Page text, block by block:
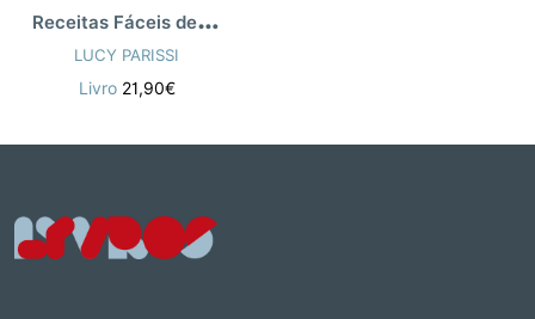
R
eceitas Fáceis de Pastelaria na Air Fryer
LUCY PARISSI
Livro 21,90€